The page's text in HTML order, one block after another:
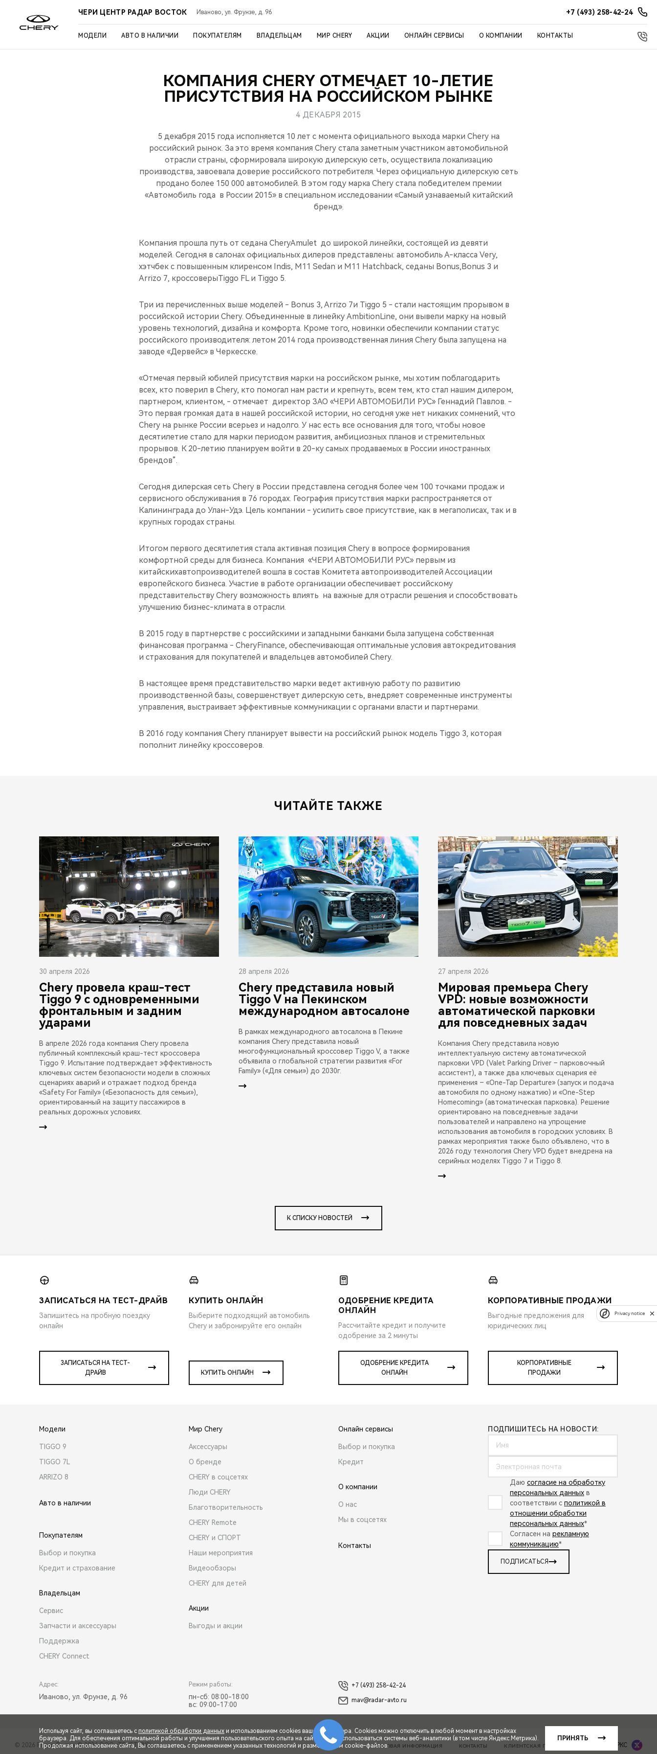
ЧЕРИ ЦЕНТР РАДАР ВОСТОК Иваново, ул. Фрунзе, д. 96 +7 (493) 258-42-24
МОДЕЛИ АВТО В НАЛИЧИИ ПОКУПАТЕЛЯМ ВЛАДЕЛЬЦАМ МИР CHERY АКЦИИ ОНЛАЙН СЕРВИСЫ О КОМПАНИИ КОНТАКТЫ
КОМПАНИЯ CHERY ОТМЕЧАЕТ 10-ЛЕТИЕ
ПРИСУТСТВИЯ НА РОССИЙСКОМ РЫНКЕ
4 ДЕКАБРЯ 2015
5 декабря 2015 года исполняется 10 лет с момента официального выхода марки Chery на
российский рынок. За это время компания Chery стала заметным участником автомобильной
отрасли страны, сформировала широкую дилерскую сеть, осуществила локализацию
производства, завоевала доверие российского потребителя. Через официальную дилерскую сеть
продано более 150 000 автомобилей. В этом году марка Chery стала победителем премии
«Автомобиль года в России 2015» в специальном исследовании «Самый узнаваемый китайский
бренд».
Компания прошла путь от седана CheryAmulet до широкой линейки, состоящей из девяти
моделей. Сегодня в салонах официальных дилеров представлены: автомобиль А-класса Very,
хэтчбек с повышенным клиренсом Indis, М11 Sedan и M11 Hatchback, седаны Bonus,Bonus 3 и
Arrizo 7, кроссоверыTiggo FL и Tiggo 5.
Три из перечисленных выше моделей - Bonus 3, Arrizo 7и Tiggo 5 - стали настоящим прорывом в
российской истории Chery. Объединенные в линейку AmbitionLine, они вывели марку на новый
уровень технологий, дизайна и комфорта. Кроме того, новинки обеспечили компании статус
российского производителя: летом 2014 года производственная линия Chery была запущена на
заводе «Дервейс» в Черкесске.
«Отмечая первый юбилей присутствия марки на российском рынке, мы хотим поблагодарить
всех, кто поверил в Chery, кто помогал нам расти и крепнуть, всем тем, кто стал нашим дилером,
партнером, клиентом, - отмечает директор ЗАО «ЧЕРИ АВТОМОБИЛИ РУС» Геннадий Павлов. -
Это первая громкая дата в нашей российской истории, но сегодня уже нет никаких сомнений, что
Chery на рынке России всерьез и надолго. У нас есть все основания для того, чтобы новое
десятилетие стало для марки периодом развития, амбициозных планов и стремительных
прорывов. К 20-летию планируем войти в 20-ку самых продаваемых в России иностранных
брендов”.
Сегодня дилерская сеть Chery в России представлена сегодня более чем 100 точками продаж и
сервисного обслуживания в 76 городах. География присутствия марки распространяется от
Калининграда до Улан-Удэ. Цель компании - усилить свое присутствие, как в мегаполисах, так и в
крупных городах страны.
Итогом первого десятилетия стала активная позиция Chery в вопросе формирования
комфортной среды для бизнеса. Компания «ЧЕРИ АВТОМОБИЛИ РУС» первым из
китайскихавтопроизводителей вошла в состав Комитета автопроизводителей Ассоциации
европейского бизнеса. Участие в работе организации обеспечивает российскому
представительству Chery возможность влиять на важные для отрасли решения и способствовать
улучшению бизнес-климата в отрасли.
В 2015 году в партнерстве с российскими и западными банками была запущена собственная
финансовая программа - CheryFinance, обеспечивающая оптимальные условия автокредитования
и страхования для покупателей и владельцев автомобилей Chery.
В настоящее время представительство марки ведет активную работу по развитию
производственной базы, совершенствует дилерскую сеть, внедряет современные инструменты
управления, выстраивает эффективные коммуникации с органами власти и партнерами.
В 2016 году компания Chery планирует вывести на российский рынок модель Tiggo 3, которая
пополнит линейку кроссоверов.
ЧИТАЙТЕ ТАКЖЕ
30 апреля 2026
Chery провела краш-тест
Tiggo 9 с одновременными
фронтальным и задним
ударами
В апреле 2026 года компания Chery провела
публичный комплексный краш-тест кроссовера
Tiggo 9. Испытание подтверждает эффективность
ключевых систем безопасности модели в сложных
сценариях аварий и отражает подход бренда
«Safety For Family» («Безопасность для семьи»),
ориентированный на защиту пассажиров в
реальных дорожных условиях.
28 апреля 2026
Chery представила новый
Tiggo V на Пекинском
международном автосалоне
В рамках международного автосалона в Пекине
компания Chery представила новый
многофункциональный кроссовер Tiggo V, а также
объявила о глобальной стратегии развития «For
Family» («Для семьи») до 2030г.
27 апреля 2026
Мировая премьера Chery
VPD: новые возможности
автоматической парковки
для повседневных задач
Компания Chery представила новую
интеллектуальную систему автоматической
парковки VPD (Valet Parking Driver – парковочный
ассистент), а также два ключевых сценария её
применения – «One-Tap Departure» (запуск и подача
автомобиля по одному нажатию) и «One-Step
Homecoming» (автоматическая парковка). Решение
ориентировано на повседневные задачи
пользователей и направлено на упрощение
использования автомобиля в городских условиях. В
рамках мероприятия также было объявлено, что в
2026 году технология Chery VPD будет внедрена на
серийных моделях Tiggo 7 и Tiggo 8.
К СПИСКУ НОВОСТЕЙ
ЗАПИСАТЬСЯ НА ТЕСТ-ДРАЙВ
Запишитесь на пробную поездку
онлайн
ЗАПИСАТЬСЯ НА ТЕСТ-
ДРАЙВ
КУПИТЬ ОНЛАЙН
Выберите подходящий автомобиль
Chery и забронируйте его онлайн
КУПИТЬ ОНЛАЙН
ОДОБРЕНИЕ КРЕДИТА
ОНЛАЙН
Рассчитайте кредит и получите
одобрение за 2 минуты
ОДОБРЕНИЕ КРЕДИТА
ОНЛАЙН
КОРПОРАТИВНЫЕ ПРОДАЖИ
Выгодные предложения для
юридических лиц
КОРПОРАТИВНЫЕ
ПРОДАЖИ
Модели
TIGGO 9
TIGGO 7L
ARRIZO 8
Авто в наличии
Покупателям
Выбор и покупка
Кредит и страхование
Владельцам
Сервис
Запчасти и аксессуары
Поддержка
CHERY Connect
Мир Chery
Аксессуары
О бренде
CHERY в соцсетях
Люди CHERY
Благотворительность
CHERY Remote
CHERY и СПОРТ
Наши мероприятия
Видеообзоры
CHERY для детей
Акции
Выгоды и акции
Онлайн сервисы
Выбор и покупка
Кредит
О компании
О нас
Мы в соцсетях
Контакты
ПОДПИШИТЕСЬ НА НОВОСТИ:
Даю согласие на обработку
персональных данных в
соответствии с политикой в
отношении обработки
персональных данных*
Согласен на рекламную
коммуникацию*
ПОДПИСАТЬСЯ
Адрес:
Иваново, ул. Фрунзе, д. 96
Режим работы:
пн-сб: 08:00-18:00
вс: 09:00-17:00
+7 (493) 258-42-24
mav@radar-avto.ru
© 2026 Радар Восток © 2026 ООО «ТЕНЕТ РУС» ПРАВОВАЯ ИНФОРМАЦИЯ КОНТАКТЫ КЛИЕНТСКАЯ ПОДДЕРЖКА Сделано в ПЕРКС
Используя сайт, вы соглашаетесь с политикой обработки данных и использованием cookies вашего браузера. Cookies можно отключить в любой момент в настройках
браузера. Для обеспечения оптимальной работы и улучшения пользовательского опыта на сайте могут использоваться системы веб-аналитики (в том числе Яндекс.Метрика).
Продолжая использование сайта, Вы соглашаетесь с применением указанных технологий и размещением cookie-файлов.
ПРИНЯТЬ
Privacy notice